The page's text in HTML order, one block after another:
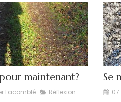
maintenant?
Lacomblé Réflexion
Se
07